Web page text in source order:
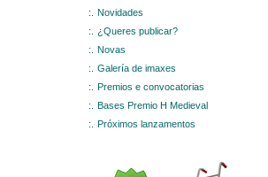
:.
Novidades
:.
¿Queres publicar?
:.
Novas
:.
Galería de imaxes
:.
Premios e convocatorias
:.
Bases Premio H Medieval
:.
Próximos lanzamentos